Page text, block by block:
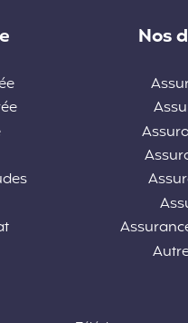
Nos